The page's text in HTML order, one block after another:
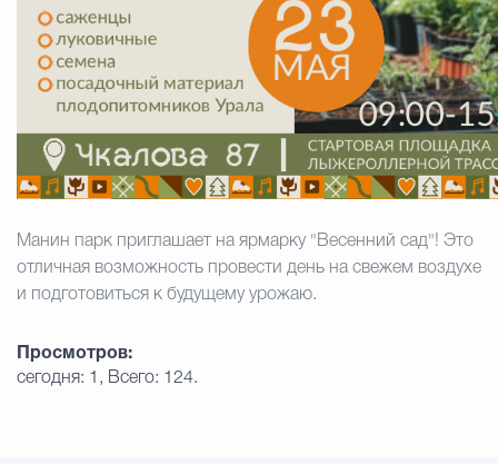
Противодействие
Городская среда Социальная
Экономика Муниципальные
Манин парк приглашает на ярмарку "Весенний сад"! Это
отличная возможность провести день на свежем воздухе
и подготовиться к будущему урожаю.
Просмотров:
сегодня: 1, Всего: 124.